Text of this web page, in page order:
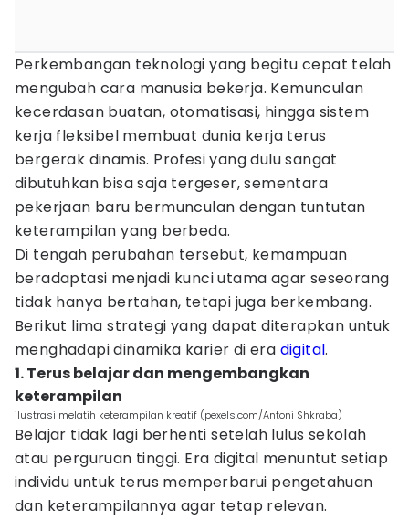
Perkembangan teknologi yang begitu cepat telah
mengubah cara manusia bekerja. Kemunculan
kecerdasan buatan, otomatisasi, hingga sistem
kerja fleksibel membuat dunia kerja terus
bergerak dinamis. Profesi yang dulu sangat
dibutuhkan bisa saja tergeser, sementara
pekerjaan baru bermunculan dengan tuntutan
keterampilan yang berbeda.
Di tengah perubahan tersebut, kemampuan
beradaptasi menjadi kunci utama agar seseorang
tidak hanya bertahan, tetapi juga berkembang.
Berikut lima strategi yang dapat diterapkan untuk
menghadapi dinamika karier di era digital.
1. Terus belajar dan mengembangkan
keterampilan
ilustrasi melatih keterampilan kreatif (pexels.com/Antoni Shkraba)
Belajar tidak lagi berhenti setelah lulus sekolah
atau perguruan tinggi. Era digital menuntut setiap
individu untuk terus memperbarui pengetahuan
dan keterampilannya agar tetap relevan.